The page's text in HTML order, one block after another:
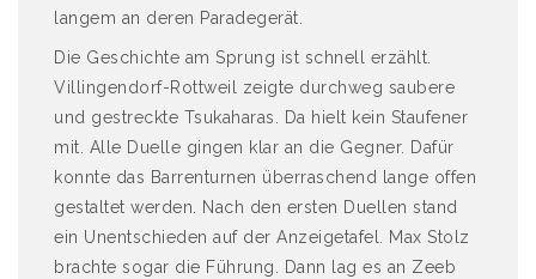
langem an deren Paradegerät.
Die Geschichte am Sprung ist schnell erzählt.
Villingendorf-Rottweil zeigte durchweg saubere
und gestreckte Tsukaharas. Da hielt kein Staufener
mit. Alle Duelle gingen klar an die Gegner. Dafür
konnte das Barrenturnen überraschend lange offen
gestaltet werden. Nach den ersten Duellen stand
ein Unentschieden auf der Anzeigetafel. Max Stolz
brachte sogar die Führung. Dann lag es an Zeeb